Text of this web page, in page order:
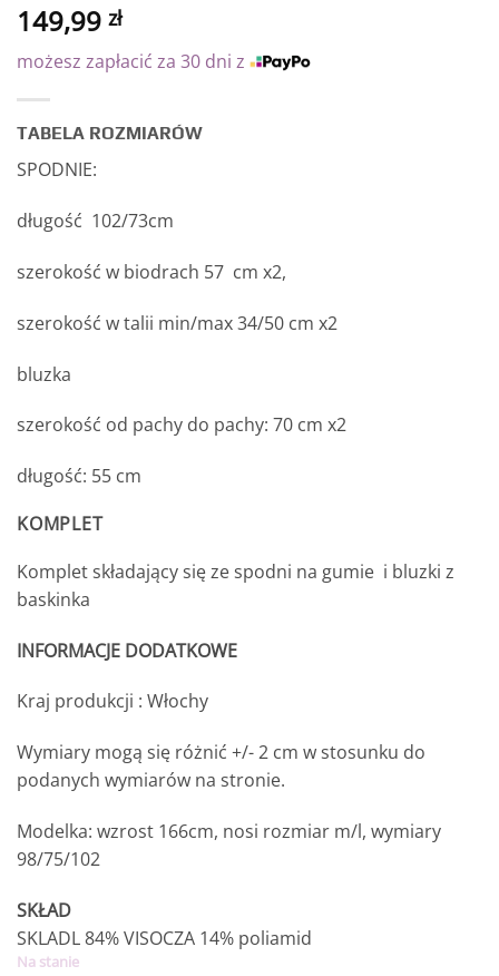
149,99 zł
możesz zapłacić za 30 dni z
TABELA ROZMIARÓW
SPODNIE:
długość 102/73cm
szerokość w biodrach 57 cm x2,
szerokość w talii min/max 34/50 cm x2
bluzka
szerokość od pachy do pachy: 70 cm x2
długość: 55 cm
KOMPLET
Komplet składający się ze spodni na gumie i bluzki z
baskinka
INFORMACJE DODATKOWE
Kraj produkcji : Włochy
Wymiary mogą się różnić +/- 2 cm w stosunku do
podanych wymiarów na stronie.
Modelka: wzrost 166cm, nosi rozmiar m/l, wymiary
98/75/102
SKŁAD
SKLADL 84% VISOCZA 14% poliamid
Na stanie